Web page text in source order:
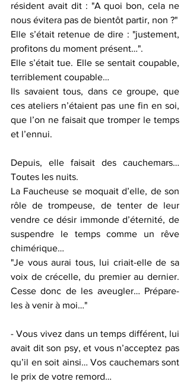
résident avait dit : "A quoi bon, cela ne
nous évitera pas de bientôt partir, non ?"
Elle s’était retenue de dire : "justement,
profitons du moment présent…".
Elle s’était tue. Elle se sentait coupable,
terriblement coupable…
Ils savaient tous, dans ce groupe, que
ces ateliers n’étaient pas une fin en soi,
que l’on ne faisait que tromper le temps
et l’ennui.
Depuis, elle faisait des cauchemars…
Toutes les nuits.
La Faucheuse se moquait d’elle, de son
rôle de trompeuse, de tenter de leur
vendre ce désir immonde d’éternité, de
suspendre le temps comme un rêve
chimérique…
"Je vous aurai tous, lui criait-elle de sa
voix de crécelle, du premier au dernier.
Cesse donc de les aveugler… Prépare-
les à venir à moi…"
- Vous vivez dans un temps différent, lui
avait dit son psy, et vous n’acceptez pas
qu’il en soit ainsi… Vos cauchemars sont
le prix de votre remord…